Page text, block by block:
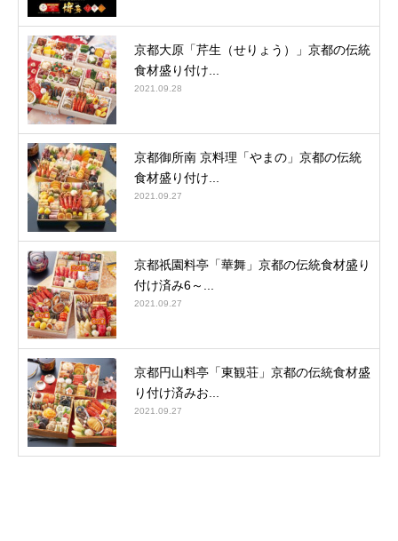
京都大原「芹生（せりょう）」京都の伝統
食材盛り付け...
2021.09.28
京都御所南 京料理「やまの」京都の伝統
食材盛り付け...
2021.09.27
京都祇園料亭「華舞」京都の伝統食材盛り
付け済み6～...
2021.09.27
京都円山料亭「東観荘」京都の伝統食材盛
り付け済みお...
2021.09.27